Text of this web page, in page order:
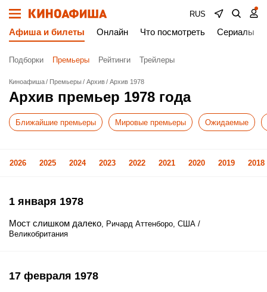
RUS
Афиша и билеты Онлайн Что посмотреть Сериалы
Подборки Премьеры Рейтинги Трейлеры
Киноафиша Премьеры Архив Архив 1978
Архив премьер 1978 года
Ближайшие премьеры Мировые премьеры Ожидаемые
2026 2025 2024 2023 2022 2021 2020 2019 2018
1 января 1978
Мост слишком далеко, Ричард Аттенборо, США /
Великобритания
17 февраля 1978